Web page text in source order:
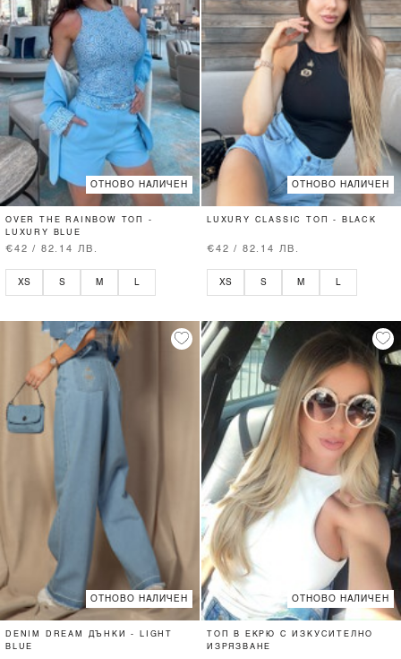
ОТНОВО НАЛИЧЕН
OVER THE RAINBOW ТОП -
LUXURY BLUE
€42 / 82.14 ЛВ.
XS S M
ОТНОВО НАЛИЧЕН
LUXURY CLASSIC ТОП - BLACK
€42 / 82.14 ЛВ.
XS S M
ОТНОВО НАЛИЧЕН
DENIM DREAM ДЪНКИ - LIGHT
BLUE
ОТНОВО НАЛИЧЕН
ТОП В ЕКРЮ С ИЗКУСИТЕЛНО
ИЗРЯЗВАНЕ